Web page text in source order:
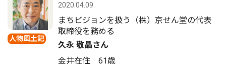
人物風土記
2020.04.09
まちビジョンを扱う（株）京せん堂の代表
取締役を務める
久永 敬晶さん
金井在住 61歳